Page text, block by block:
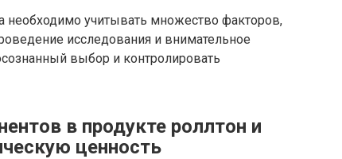
необходимо учитывать множество факторов,
исследования и внимательное
выбор и контролировать
в продукте роллтон и
ценность